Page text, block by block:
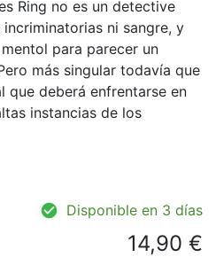
Ring no es un detective
ni sangre, y
para parecer un
más singular todavía que
que deberá enfrentarse en
instancias de los
Disponible en 3 días
14,90 €